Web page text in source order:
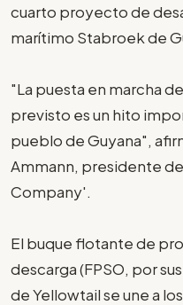
cuarto proyecto de
marítimo Stabroek de
"La puesta en marcha
previsto es un hito
pueblo de Guyana",
Ammann, presidente
Company'.
El buque flotante de
descarga (FPSO, por
de Yellowtail se une a